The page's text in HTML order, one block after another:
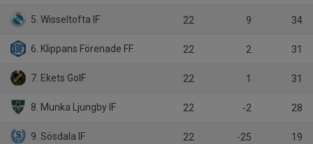
5. Wisseltofta IF 22 9 34
6. Klippans Förenade FF 22 2 31
7. Ekets GoIF 22 1 31
8. Munka Ljungby IF 22 -2 28
9. Sösdala IF 22 -25 19